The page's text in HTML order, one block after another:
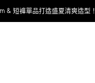
& 短褲單品打造盛夏清爽造型！